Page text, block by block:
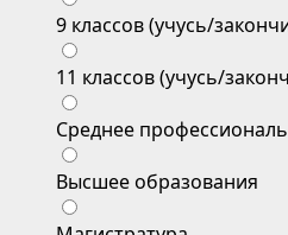
9 классов (учусь/
11 классов (учусь/
Среднее
Высшее образования